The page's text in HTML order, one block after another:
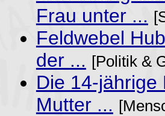
Frau unter ...
Feldwebel
der ... [Politik &
Die 14-jährige
Mutter ...